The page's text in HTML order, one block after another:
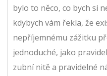
bylo to něco, co bych si
kdybych vám řekla, že
nepříjemnému zážitku
jednoduché, jako
zubní nitě a pravidelné